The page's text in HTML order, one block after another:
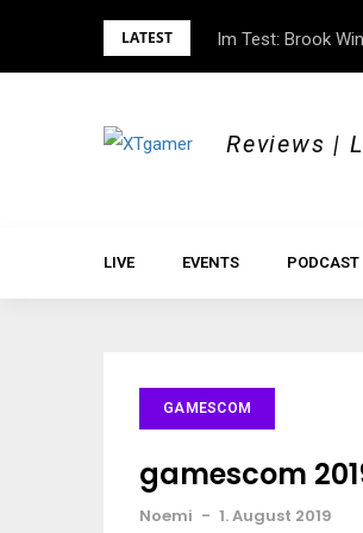
LATEST Im Test: Brook
DOK.fest
Reviews |
LIVE EVENTS PODCAST
GAMESCOM
gamescom
Noemi - 1. August 2019